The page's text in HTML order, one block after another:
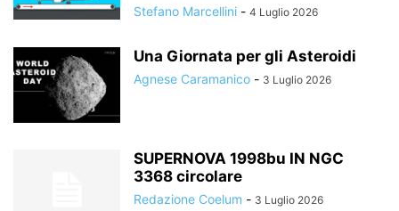
Stefano Marcellini - 4 Luglio 2026
Una Giornata per gli Asteroidi
Agnese Caramanico - 3 Luglio 2026
SUPERNOVA 1998bu IN NGC
3368 circolare
Redazione Coelum - 3 Luglio 2026